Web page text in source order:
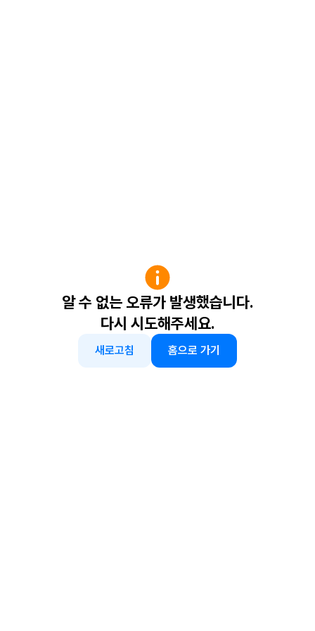
알 수 없는 오류가 발생했습니다.
다시 시도해주세요.
새로고침 홈으로 가기